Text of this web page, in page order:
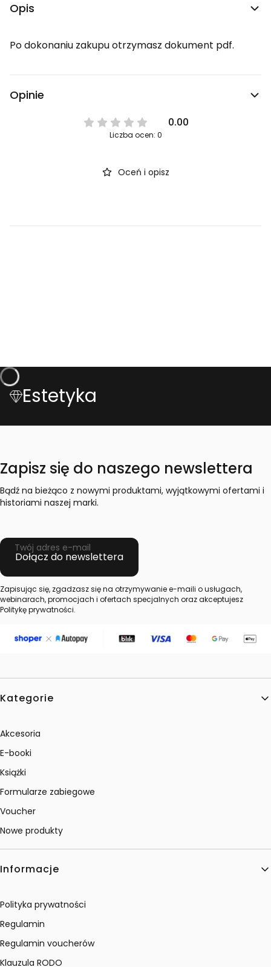
Opis
Po dokonaniu zakupu otrzymasz dokument pdf.
Opinie
0.00
Liczba ocen: 0
Oceń i opisz
Estetyka
Zapisz się do naszego newslettera
Bądź na bieżąco z nowymi produktami, wyjątkowymi ofertami i
historiami naszej marki.
Twój adres e-mail
Dołącz do newslettera
Zapisując się, zgadzasz się na otrzymywanie e-maili o usługach,
webinarach, promocjach i ofertach specjalnych oraz akceptujesz
Politykę prywatności.
Linki w stopce
Kategorie
Akcesoria
E-booki
Książki
Formularze zabiegowe
Voucher
Nowe produkty
Informacje
Polityka prywatności
Regulamin
Regulamin voucherów
Klauzula RODO